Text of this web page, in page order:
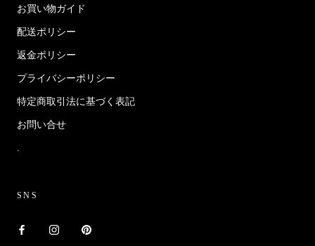
お買い物ガイド
配送ポリシー
返金ポリシー
プライバシーポリシー
特定商取引法に基づく表記
お問い合せ
.
SNS